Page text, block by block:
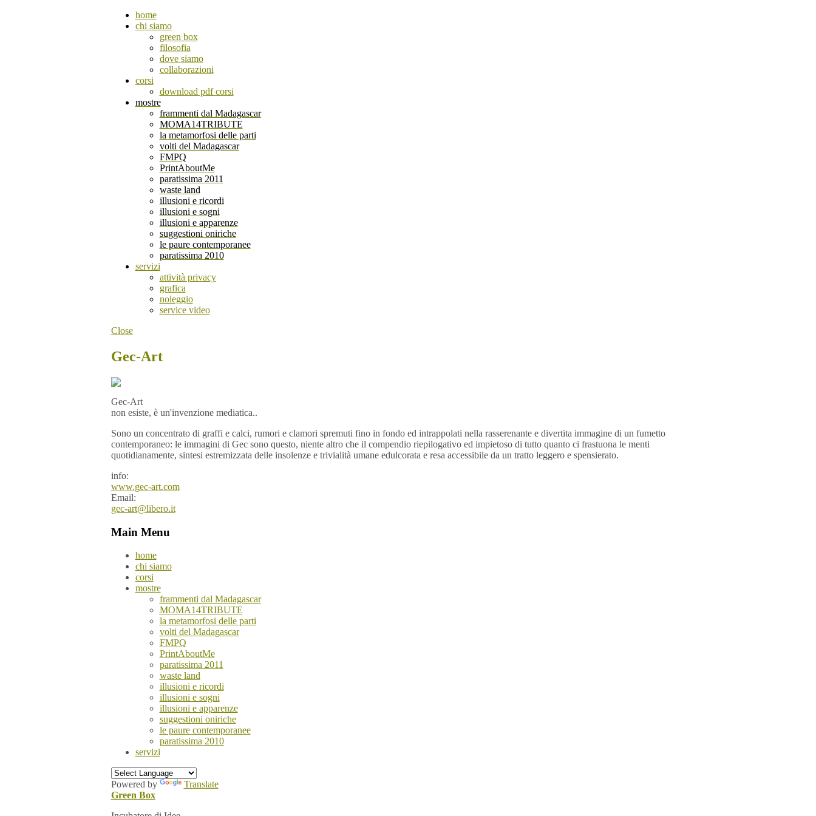
home
chi siamo
green box
filosofia
dove siamo
collaborazioni
corsi
download pdf corsi
mostre
frammenti dal Madagascar
MOMA14TRIBUTE
la metamorfosi delle parti
volti del Madagascar
FMPQ
PrintAboutMe
paratissima 2011
waste land
illusioni e ricordi
illusioni e sogni
illusioni e apparenze
suggestioni oniriche
le paure contemporanee
paratissima 2010
servizi
attività privacy
grafica
noleggio
service video
Close
Gec-Art
Gec-Art
non esiste, è un'invenzione mediatica..
Sono un concentrato di graffi e calci, rumori e clamori spremuti fino in fondo ed intrappolati nella rasserenante e divertita immagine di un fumetto
contemporaneo: le immagini di Gec sono questo, niente altro che il compendio riepilogativo ed impietoso di tutto quanto ci frastuona le menti
quotidianamente, sintesi estremizzata delle insolenze e trivialità umane edulcorata e resa accessibile da un tratto leggero e spensierato.
info:
www.gec-art.com
Email:
gec-art@libero.it
Main Menu
home
chi siamo
corsi
mostre
frammenti dal Madagascar
MOMA14TRIBUTE
la metamorfosi delle parti
volti del Madagascar
FMPQ
PrintAboutMe
paratissima 2011
waste land
illusioni e ricordi
illusioni e sogni
illusioni e apparenze
suggestioni oniriche
le paure contemporanee
paratissima 2010
servizi
Powered by
Translate
Green Box